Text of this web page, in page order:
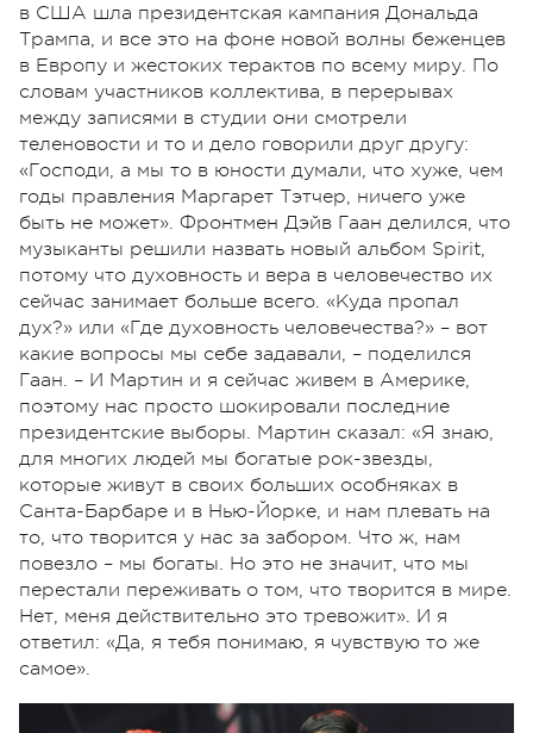
в США шла президентская кампания Дональда
Трампа, и все это на фоне новой волны беженцев
в Европу и жестоких терактов по всему миру. По
словам участников коллектива, в перерывах
между записями в студии они смотрели
теленовости и то и дело говорили друг другу:
«Господи, а мы то в юности думали, что хуже, чем
годы правления Маргарет Тэтчер, ничего уже
быть не может». Фронтмен Дэйв Гаан делился, что
музыканты решили назвать новый альбом Spirit,
потому что духовность и вера в человечество их
сейчас занимает больше всего. «Куда пропал
дух?» или «Где духовность человечества?» – вот
какие вопросы мы себе задавали, – поделился
Гаан. – И Мартин и я сейчас живем в Америке,
поэтому нас просто шокировали последние
президентские выборы. Мартин сказал: «Я знаю,
для многих людей мы богатые рок-звезды,
которые живут в своих больших особняках в
Санта-Барбаре и в Нью-Йорке, и нам плевать на
то, что творится у нас за забором. Что ж, нам
повезло – мы богаты. Но это не значит, что мы
перестали переживать о том, что творится в мире.
Нет, меня действительно это тревожит». И я
ответил: «Да, я тебя понимаю, я чувствую то же
самое».